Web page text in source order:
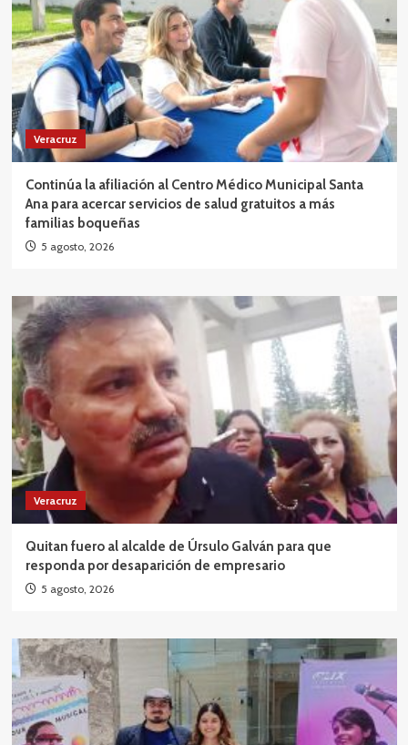
Veracruz
Continúa la afiliación al Centro Médico Municipal Santa
Ana para acercar servicios de salud gratuitos a más
familias boqueñas
5 agosto, 2026
Veracruz
Quitan fuero al alcalde de Úrsulo Galván para que
responda por desaparición de empresario
5 agosto, 2026